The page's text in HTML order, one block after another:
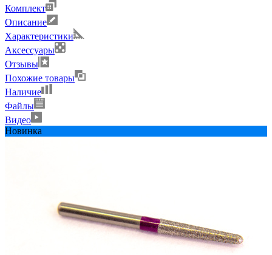
Комплект
Описание
Характеристики
Аксессуары
Отзывы
Похожие товары
Наличие
Файлы
Видео
Новинка